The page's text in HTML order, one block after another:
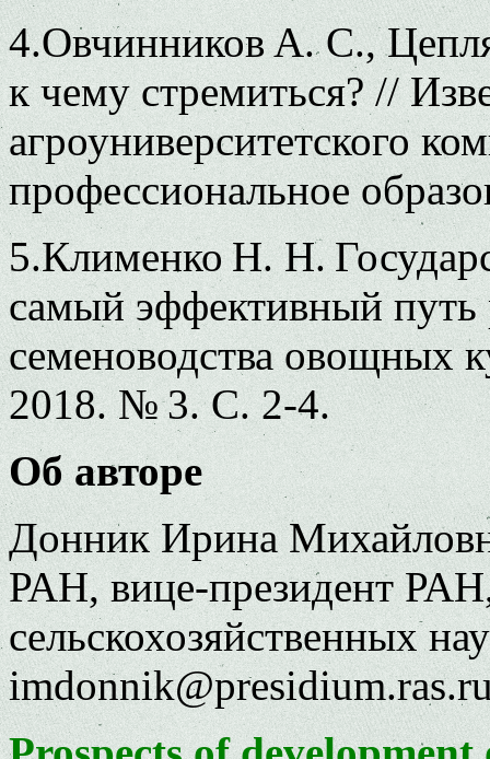
4.Овчинников А. С.,
к чему стремиться? //
агроуниверситетского
профессиональное
5.Клименко Н. Н.
самый эффективный путь
семеноводства овощных
2018. № 3. С. 2-4.
Об авторе
Донник Ирина
РАН, вице-президент
сельскохозяйственных